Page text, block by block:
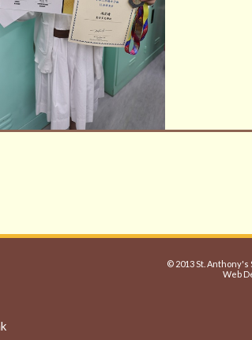
© 2013 St. Anthony's
Web